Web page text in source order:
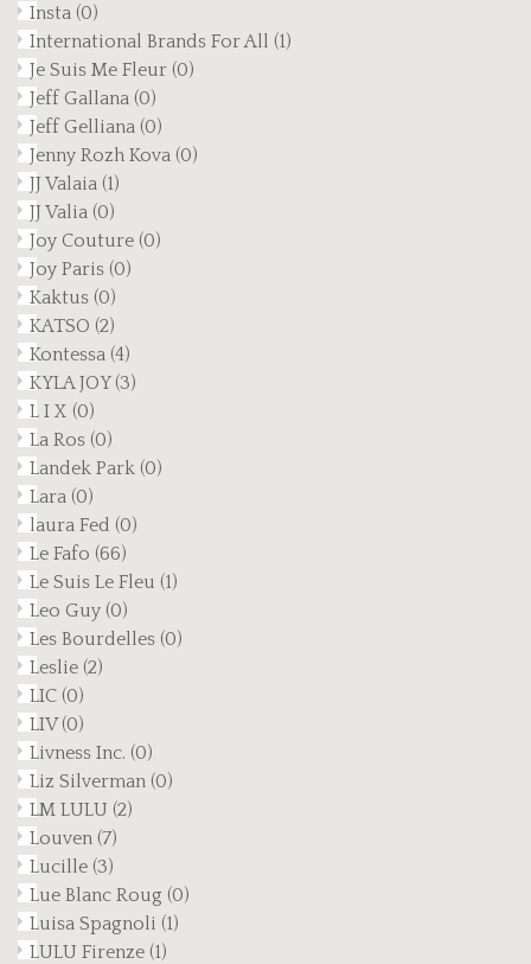
Insta (0)
International Brands For All (1)
Je Suis Me Fleur (0)
Jeff Gallana (0)
Jeff Gelliana (0)
Jenny Rozh Kova (0)
JJ Valaia (1)
JJ Valia (0)
Joy Couture (0)
Joy Paris (0)
Kaktus (0)
KATSO (2)
Kontessa (4)
KYLA JOY(3)
L I X (0)
La Ros (0)
Landek Park (0)
Lara (0)
laura Fed (0)
Le Fafo (66)
Le Suis Le Fleu (1)
Leo Guy (0)
Les Bourdelles (0)
Leslie (2)
LIC (0)
LIV(0)
Livness Inc. (0)
Liz Silverman (0)
LM LULU (2)
Louven (7)
Lucille (3)
Lue Blanc Roug (0)
Luisa Spagnoli (1)
LULU Firenze (1)